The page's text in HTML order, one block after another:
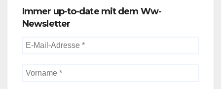
Immer up-to-date mit dem Ww-
Newsletter